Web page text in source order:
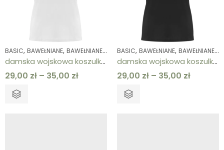
BASIC, BAWEŁNIANE, BAWEŁNIANE,KOLEKCJE, KOSZULKI,KOSZULKI,ODZIEŻ
damska wojskowa koszulka bawełniana biała
29,00 zł – 35,00 zł
BASIC, BAWEŁNIANE, BAWEŁNIANE,
damska wojskowa koszulka bawełniana czarna
29,00 zł – 35,00 zł